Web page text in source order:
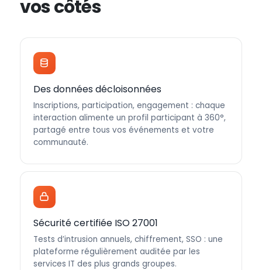
vos côtés
Des données décloisonnées
Inscriptions, participation, engagement : chaque
interaction alimente un profil participant à 360°,
partagé entre tous vos événements et votre
communauté.
Sécurité certifiée ISO 27001
Tests d’intrusion annuels, chiffrement, SSO : une
plateforme régulièrement auditée par les
services IT des plus grands groupes.